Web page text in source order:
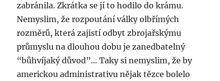
zabránila. Zkrátka se jí to hodilo do krámu.
Nemyslim, že rozpoutání války olbřímých
rozměrů, která zajistí odbyt zbrojařskýmu
průmyslu na dlouhou dobu je zanedbatelný
“bůhvíjaký důvod”… Taky si nemyslim, že by
americkou administrativu nějak tězce bolelo